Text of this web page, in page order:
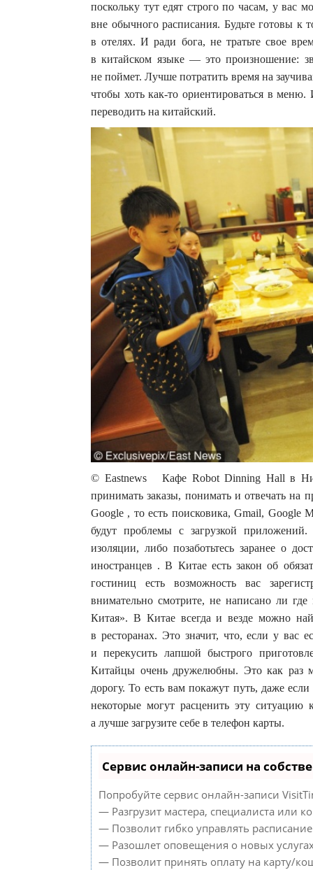
поскольку тут едят строго по часам, у вас
вне обычного расписания. Будьте готовы
в отелях. И ради бога, не тратьте свое
в китайском языке — это произношение:
не поймет. Лучше потратить время на
чтобы хоть как-то ориентироваться в
переводить на китайский.
© Eastnews Кафе Robot Dinning Hall в
принимать заказы, понимать и отвечать на
Google , то есть поисковика, Gmail, Google
будут проблемы с загрузкой
изоляции, либо позаботьтесь заранее о
иностранцев . В Китае есть закон об
гостиниц есть возможность вас
внимательно смотрите, не написано ли
Китая». В Китае всегда и везде можно
в ресторанах. Это значит, что, если у вас
и перекусить лапшой быстрого
Китайцы очень дружелюбны. Это как раз
дорогу. То есть вам покажут путь, даже
некоторые могут расценить эту
а лучше загрузите себе в телефон карты.
Сервис онлайн-записи на
Попробуйте сервис онлайн-записи
— Разгрузит мастера, специалиста или
— Позволит гибко управлять
— Разошлет оповещения о новых
— Позволит принять оплату на карту/